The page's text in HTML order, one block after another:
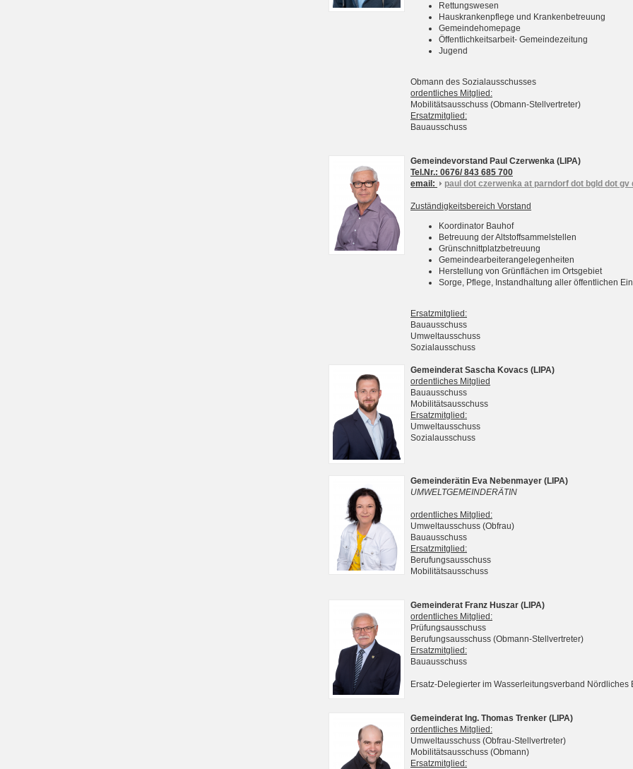
Rettungswesen
Hauskrankenpflege und Krankenbetreuung
Gemeindehomepage
Öffentlichkeitsarbeit- Gemeindezeitung
Jugend
Obmann des Sozialausschusses
ordentliches Mitglied:
Mobilitätsausschuss (Obmann-Stellvertreter)
Ersatzmitglied:
Bauausschuss
Gemeindevorstand Paul Czerwenka (LIPA)
Tel.Nr.: 0676/ 843 685 700
email:
paul dot czerwenka at parndorf dot bgld dot gv
Zuständigkeitsbereich Vorstand
Koordinator Bauhof
Betreuung der Altstoffsammelstellen
Grünschnittplatzbetreuung
Gemeindearbeiterangelegenheiten
Herstellung von Grünflächen im Ortsgebiet
Sorge, Pflege, Instandhaltung aller öffentlichen
Ersatzmitglied:
Bauausschuss
Umweltausschuss
Sozialausschuss
Gemeinderat Sascha Kovacs (LIPA)
ordentliches Mitglied
Bauausschuss
Mobilitätsausschuss
Ersatzmitglied:
Umweltausschuss
Sozialausschuss
Gemeinderätin Eva Nebenmayer (LIPA)
UMWELTGEMEINDERÄTIN
ordentliches Mitglied:
Umweltausschuss (Obfrau)
Bauausschuss
Ersatzmitglied:
Berufungsausschuss
Mobilitätsausschuss
Gemeinderat Franz Huszar (LIPA)
ordentliches Mitglied:
Prüfungsausschuss
Berufungsausschuss (Obmann-Stellvertreter)
Ersatzmitglied:
Bauausschuss
Ersatz-Delegierter im Wasserleitungsverband Nördliches
Gemeinderat Ing. Thomas Trenker (LIPA)
ordentliches Mitglied:
Umweltausschuss (Obfrau-Stellvertreter)
Mobilitätsausschuss (Obmann)
Ersatzmitglied: